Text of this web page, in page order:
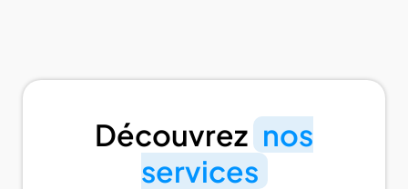
Découvrez nos
services